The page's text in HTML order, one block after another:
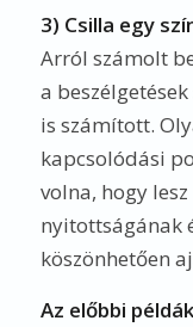
3) Csilla egy
Arról számolt
a
is számított.
kapcsolódási
volna, hogy
nyitottságának
köszönhetően
Az előbbi